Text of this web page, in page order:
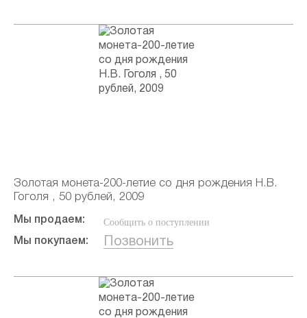
Золотая монета-200-летие со дня рождения Н.В.
Гоголя , 50 рублей, 2009
Мы продаем: Сообщить о поступлении
Мы покупаем: Позвонить